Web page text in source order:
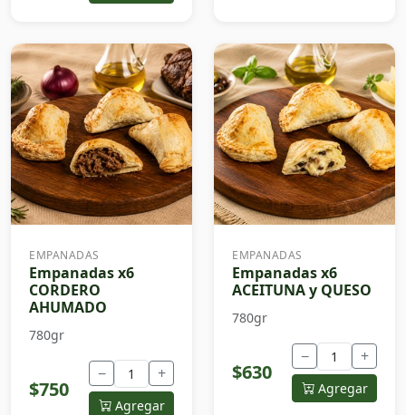
EMPANADAS
Empanadas x6
CORDERO
AHUMADO
780gr
$750
− +
Agregar
EMPANADAS
Empanadas x6
ACEITUNA y QUESO
780gr
$630
− +
Agregar